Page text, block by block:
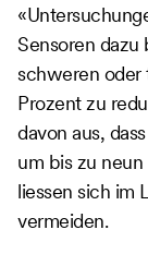
Sensoren dazu
schweren oder
Prozent zu
davon aus,
um bis zu
liessen sich im
vermeiden.